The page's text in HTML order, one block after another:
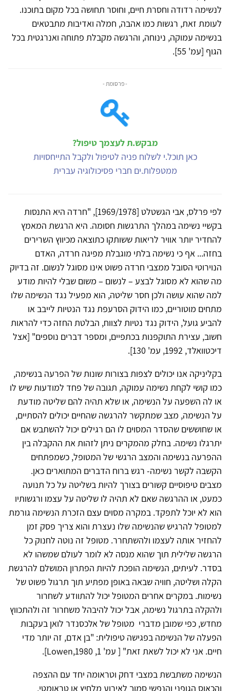
לנשימה רדודה וחסרת חיים, וחוסר תחושה בכל מקום בתוכנו.
לעומת זאת, רגשות כמו אהבה, חמלה ואדיבות מתבטאים
בנשימה עמוקה, נינוחה, והרגשה מקבלת פתוחה ואנרגטית בכל
הגוף [עמ' 55].
- פרסומת -
מבקש.ת לעצמך טיפול?
כאן תוכל.י לשלוח פניה לטיפול ולקבל התייחסויות
ממטפלות.ים חברי פסיכולוגיה עברית
לפי פרלס, אבי הגשטלט [1969/1978], "חרדה היא התנסות
בקשיי נשימה במהלך התרגשות חסומה. היא הרגשת המאמץ
להחדיר יותר אוויר לריאות ששותקו כתוצאה מכיווץ השרירים
בחזה... אף כי נשימה בלתי מוגבלת מפיגה חרדה, האדם
הנוירוטי הסובל ממצבי חרדה פשוט אינו מסוגל לנשום. זה בדיוק
מה שהוא לא מסוגל לבצע – לנשום – משום שבלי להיות מודע
למה שהוא עושה ולכן חסר שליטה, הוא מפעיל נגד הנשימה שלו
מתחים מוטוריים, כמו הידוק הסרעפת נגד הנטיות לייבב או
להביע גועל, הידוק נגד נטיות לצווח, הבלטת החזה כדי להראות
חשוב, עצירת התוקפנות בכתפיים, ומספר דברים נוספים" [אצל
דיכטוואלד, 1992, עמ' 130].
בקליניקה אנו יכולים לצפות בצורות שונות של הפרעה בנשימה,
כמו קושי לקחת נשימה עמוקה, תגובה של פחד למודעות שיש לו
או לה השפעה על הנשימה, או שלא תהיה להם שליטה מודעת
על הנשימה, מצב שמתקשר להרגשה שהחיים יכולים להסתיים,
או שחוששים שהסדר המסוים לו הם רגילים יכול להשתבש אם
יתרגלו נשימה. בחלק מהמקרים ניתן לזהות את ההקבלה בין
ההפרעה בנשימה והמצב הרגשי של המטופל, כשמפתחים
הקשבה לקשר נשימה- רגש ברוח הדברים המתוארים כאן.
מצבים טיפוסיים קשורים בצורך להיות בשליטה על כל תנועה
כמעט, או ההרגשה שאם לא תהיה לו שליטה על עצמו ורגשותיו
הוא לא יוכל לתפקד. במקרה מסוים עצם הזכרת הנשימה גורמת
למטופל להרגיש שהנשימה שלו נעצרת והוא צריך פסק זמן
להחזיר אותה לעצמו ולהשתחרר. מטופל זה נוטה לחנוק כל
הרגשה שלילית תוך שהוא מנסה לא לומר לעולם שמשהו לא
בסדר. לעיתים, הנשימה הופכת להיות הפתרון המושלם להרגשת
הקלה ושליטה, חוויה שבאה באופן מפתיע תוך תרגול פשוט של
נשימות. במקרים אחרים המטופל יכול להתוודע לשחרור
ולהקלה בתרגול נשימה, אבל יכול להיבהל משחרור זה ולהתכווץ
מחדש, כפי שמובן מדברי מטופל של אלכסנדר לואן בעקבות
הפעלה של הנשימה בפגישה טיפולית: "בן אדם, זה יותר מדי
חיים. אני לא יכול לשאת זאת" [ עמ' 1, Lowen,1980].
הנשימה משתבשת במצבי דחק וטראומה יחד עם ההצפה
והכאוס הגופני והנפשי סמוך לאירוע מלחיץ או טראומטי,